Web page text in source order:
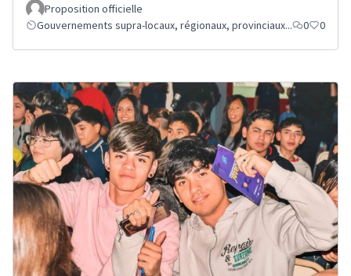
Proposition officielle
Gouvernements supra-locaux, régionaux, provinciaux...
0 0